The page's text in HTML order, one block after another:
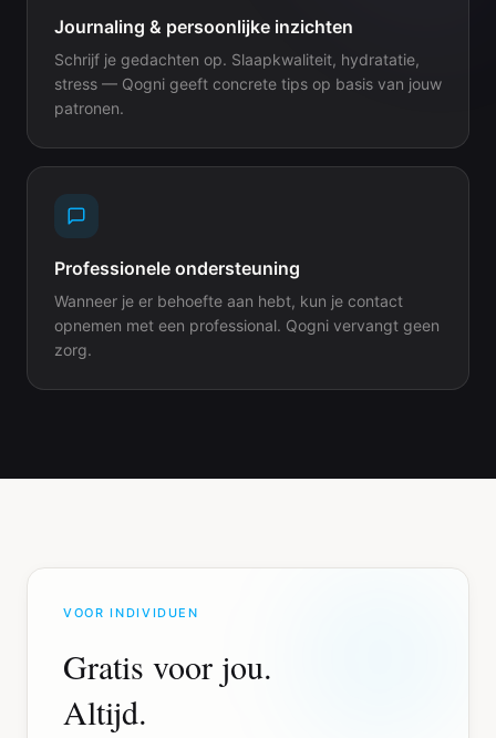
Journaling & persoonlijke inzichten
Schrijf je gedachten op. Slaapkwaliteit, hydratatie,
stress — Qogni geeft concrete tips op basis van jouw
patronen.
Professionele ondersteuning
Wanneer je er behoefte aan hebt, kun je contact
opnemen met een professional. Qogni vervangt geen
zorg.
VOOR INDIVIDUEN
Gratis voor jou.
Altijd.